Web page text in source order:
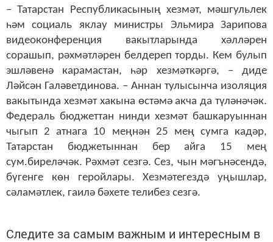
– Татарстан Республикасының хезмәт, мәшгульлек
һәм социаль яклау министры Эльмира Зарипова
видеоконференция вакытларында хәлләрен
сорашып, рәхмәтләрен белдереп торды. Кем булып
эшләвенә карамастан, һәр хезмәткәргә, – диде
Ләйсән Галәветдинова. – Аннан тулысынча изоляция
вакытында хезмәт хакына өстәмә акча да түләнәчәк.
Федераль бюджеттан нинди хезмәт башкаруыннан
чыгып 2 атнага 10 меңнән 25 мең сумга кадәр,
Татарстан бюджетыннан бер айга 15 мең
сум.биреләчәк. Рәхмәт сезгә. Сез, чын мәгънәсендә,
бүгенге көн геройлары. Хезмәтегездә уңышлар,
сәламәтлек, гаилә бәхете телибез сезгә.
Следите за самым важным и интересным в